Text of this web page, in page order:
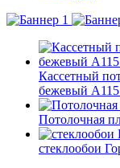
Кассетный
бежевый А115
Потолочная
стеклообои